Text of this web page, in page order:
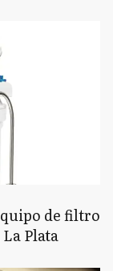
de filtro
Plata